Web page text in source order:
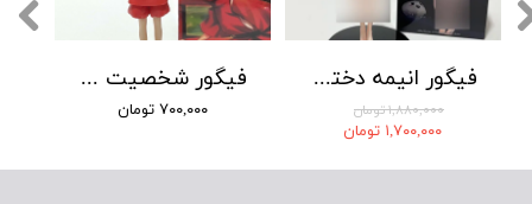
فیگور شخصیت چیهیرو از انیمه شهر اشباح
۷۰۰,۰۰۰ تومان
فیگور انیمه دختر روح
۱,۸۸۰,۰۰۰ تومان
۱,۷۰۰,۰۰۰ تومان